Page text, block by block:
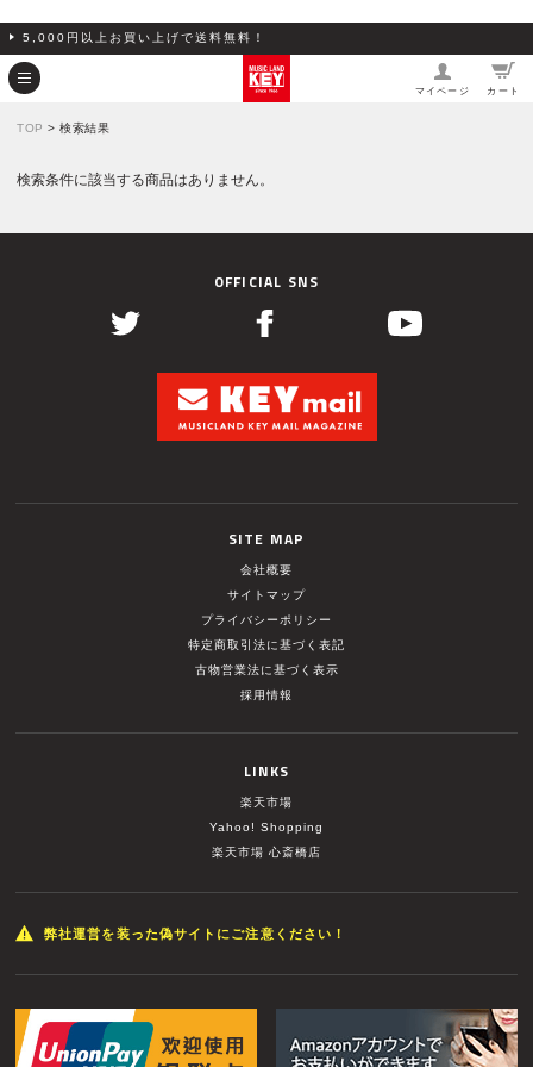
5,000円以上お買い上げで送料無料！
マイページ カート
TOP > 検索結果
検索条件に該当する商品はありません。
OFFICIAL SNS
SITE MAP
会社概要
サイトマップ
プライバシーポリシー
特定商取引法に基づく表記
古物営業法に基づく表示
採用情報
LINKS
楽天市場
Yahoo! Shopping
楽天市場 心斎橋店
弊社運営を装った偽サイトにご注意ください！